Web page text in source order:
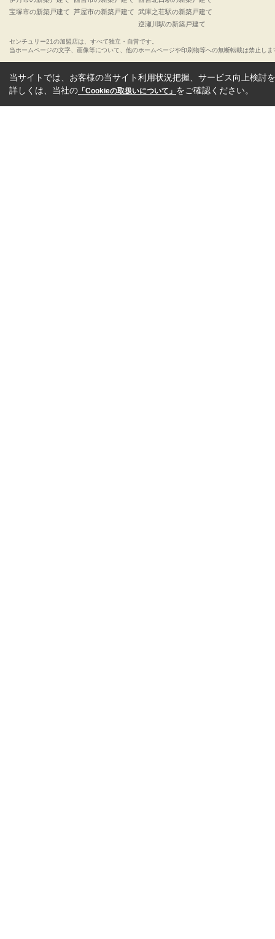
宝塚市の新築戸建て 芦屋市の新築戸建て 武庫之荘駅の新築戸建て
逆瀬川駅の新築戸建て
センチュリー21の加盟店は、すべて独立・自営です。
当ホームページの文字、画像等について、他のホームページや印刷物等への無断転載は禁止しま
当サイトでは、お客様の当サイト利用状況把握、サービス向上検討
詳しくは、当社の 「Cookieの取扱いについて」 をご確認ください。